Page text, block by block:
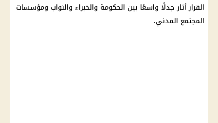
القرار أثار جدلًا واسعًا بين الحكومة والخبراء والنواب ومؤسسات
المجتمع المدني.